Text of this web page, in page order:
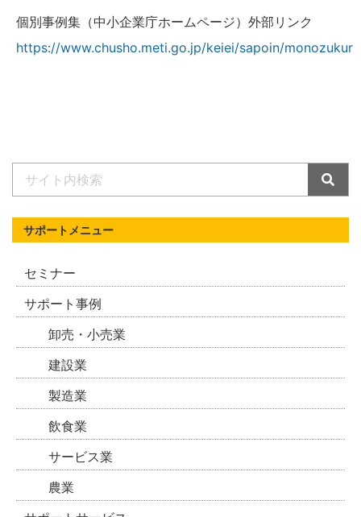
個別事例集（中小企業庁ホームページ）外部リンク
https://www.chusho.meti.go.jp/keiei/sapoin/
サポートメニュー
セミナー
サポート事例
卸売・小売業
建設業
製造業
飲食業
サービス業
農業